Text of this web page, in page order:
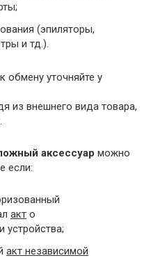
(эпиляторы,
и тд.).
уточняйте у
из внешнего вида товара,
аксессуар можно
если:
акт о
устройства;
акт независимой